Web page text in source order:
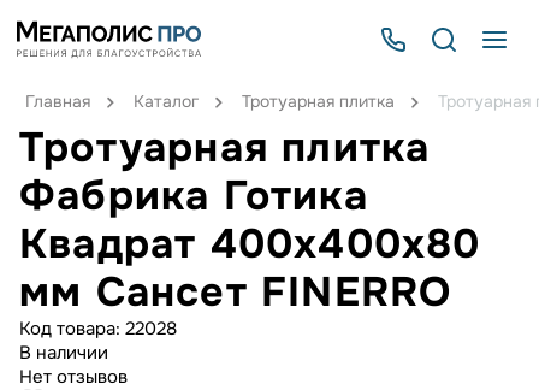
Главная Каталог Тротуарная плитка
Тротуарная плитка
Фабрика Готика
Квадрат 400х400х80
мм Сансет FINERRO
Код товара: 22028
В наличии
Нет отзывов